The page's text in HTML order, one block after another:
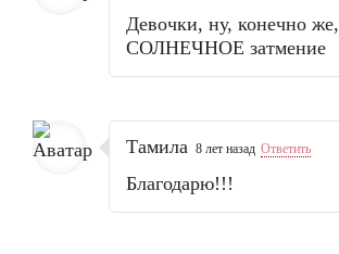
Девочки, ну, конечно же,
СОЛНЕЧНОЕ затмение
Тамила 8 лет назад Ответить
Благодарю!!!